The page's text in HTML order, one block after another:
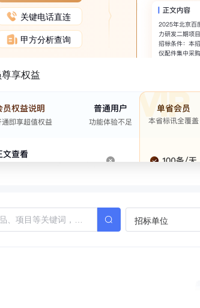
关键电话直连
甲方分析查询
享权益
招标单位